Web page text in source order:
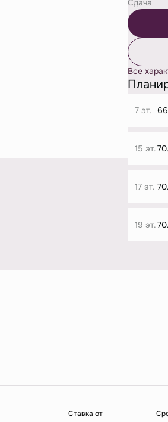
Сдача
Все
7 эт.
15 эт.
17 эт.
19 эт.
Ставка от